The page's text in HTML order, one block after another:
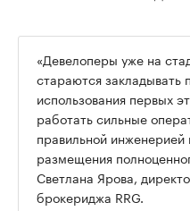
00:00
«Девелоперы уже на
стараются закладывать
использования первых
работать сильные
правильной
размещения
Светлана Ярова,
брокериджа RRG.